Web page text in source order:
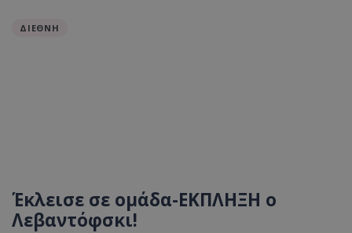
ΔΙΕΘΝΗ
Έκλεισε σε ομάδα-ΕΚΠΛΗΞΗ ο
Λεβαντόφσκι!